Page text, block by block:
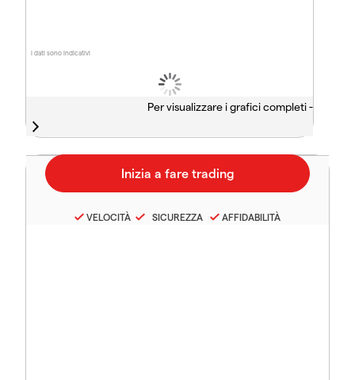
I dati sono indicativi
Per visualizzare i grafici completi -
VELOCITÀ SICUREZZA AFFIDABILITÀ